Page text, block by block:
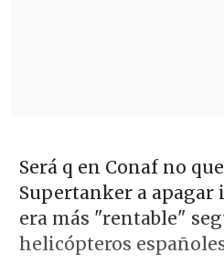
Será q en Conaf no
Supertanker a apagar
era más "rentable"
helicópteros